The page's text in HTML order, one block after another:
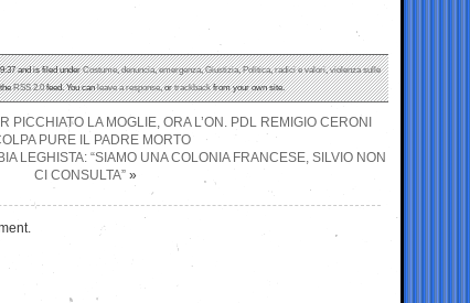
and is filed underCostume,denuncia,emergenza,Giustizia,Politica,radici e valori,violenza sulle
theRSS 2.0feed. You canleave a response, ortrackbackfrom your own site.
PICCHIATO LA MOGLIE, ORA L’ON. PDL REMIGIO CERONI
PURE IL PADRE MORTO
LEGHISTA: “SIAMO UNA COLONIA FRANCESE, SILVIO NON
CI CONSULTA”»